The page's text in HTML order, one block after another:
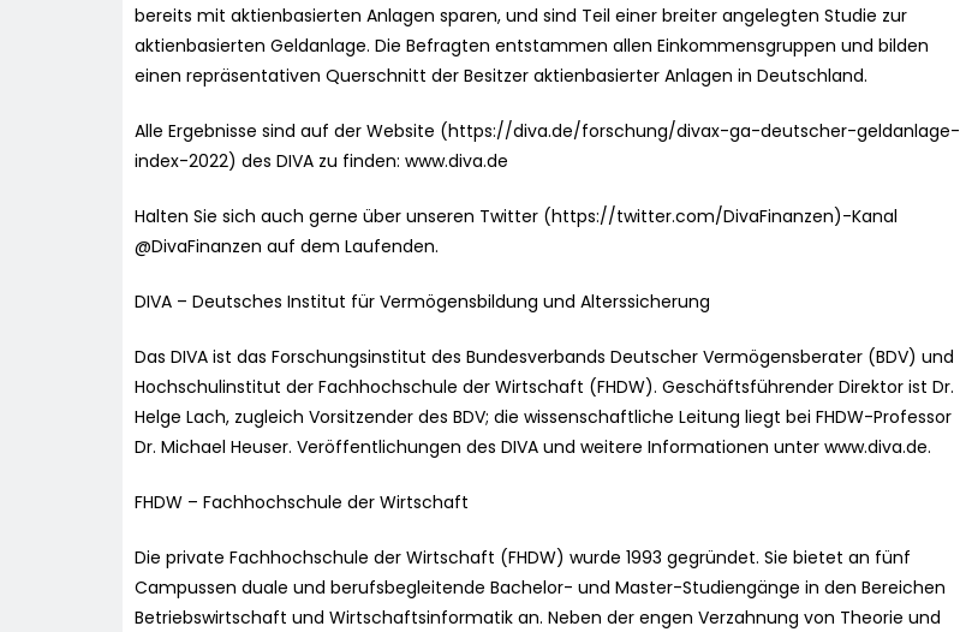
bereits mit aktienbasierten Anlagen sparen, und sind Teil einer breiter angelegten Studie zur
aktienbasierten Geldanlage. Die Befragten entstammen allen Einkommensgruppen und bilden
einen repräsentativen Querschnitt der Besitzer aktienbasierter Anlagen in Deutschland.
Alle Ergebnisse sind auf der Website (https://diva.de/forschung/divax-ga-deutscher-geldanlage-
index-2022) des DIVA zu finden: www.diva.de
Halten Sie sich auch gerne über unseren Twitter (https://twitter.com/DivaFinanzen)-Kanal
@DivaFinanzen auf dem Laufenden.
DIVA – Deutsches Institut für Vermögensbildung und Alterssicherung
Das DIVA ist das Forschungsinstitut des Bundesverbands Deutscher Vermögensberater (BDV) und
Hochschulinstitut der Fachhochschule der Wirtschaft (FHDW). Geschäftsführender Direktor ist Dr.
Helge Lach, zugleich Vorsitzender des BDV; die wissenschaftliche Leitung liegt bei FHDW-Professor
Dr. Michael Heuser. Veröffentlichungen des DIVA und weitere Informationen unter www.diva.de.
FHDW – Fachhochschule der Wirtschaft
Die private Fachhochschule der Wirtschaft (FHDW) wurde 1993 gegründet. Sie bietet an fünf
Campussen duale und berufsbegleitende Bachelor- und Master-Studiengänge in den Bereichen
Betriebswirtschaft und Wirtschaftsinformatik an. Neben der engen Verzahnung von Theorie und